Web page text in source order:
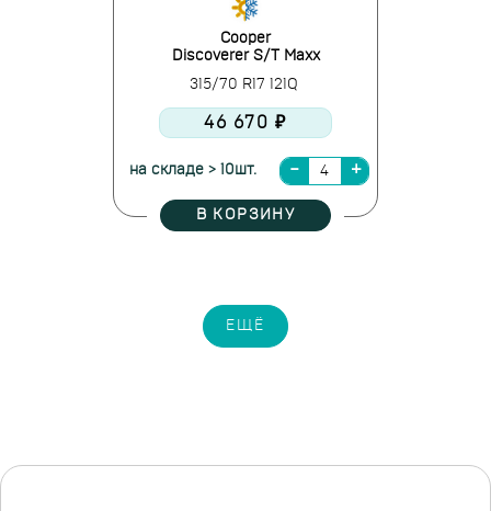
Cooper
Discoverer S/T Maxx
315/70 R17 121Q
46 670 ₽
на складе > 10шт.
В КОРЗИНУ
ЕЩЁ